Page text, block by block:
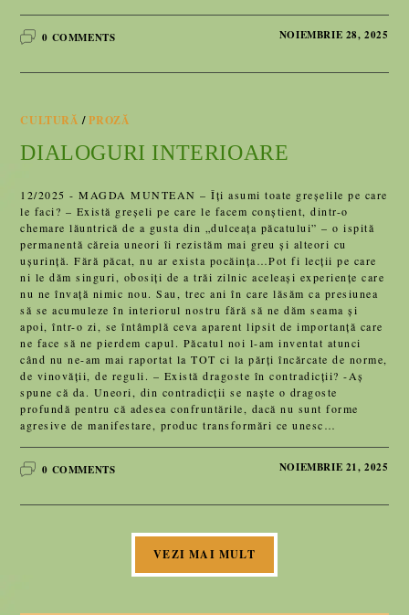
0 COMMENTS NOIEMBRIE 28, 2025
CULTURĂ /PROZĂ
DIALOGURI INTERIOARE
12/2025 - MAGDA MUNTEAN – Îți asumi toate greșelile pe care
le faci? – Există greșeli pe care le facem conștient, dintr-o
chemare lăuntrică de a gusta din „dulceața păcatului” – o ispită
permanentă căreia uneori îi rezistăm mai greu și alteori cu
ușurință. Fără păcat, nu ar exista pocăința…Pot fi lecții pe care
ni le dăm singuri, obosiți de a trăi zilnic aceleași experiențe care
nu ne învață nimic nou. Sau, trec ani în care lăsăm ca presiunea
să se acumuleze în interiorul nostru fără să ne dăm seama și
apoi, într-o zi, se întâmplă ceva aparent lipsit de importanță care
ne face să ne pierdem capul. Păcatul noi l-am inventat atunci
când nu ne-am mai raportat la TOT ci la părți încărcate de norme,
de vinovății, de reguli. – Există dragoste în contradicții? -Aș
spune că da. Uneori, din contradicții se naște o dragoste
profundă pentru că adesea confruntările, dacă nu sunt forme
agresive de manifestare, produc transformări ce unesc…
0 COMMENTS NOIEMBRIE 21, 2025
VEZI MAI MULT